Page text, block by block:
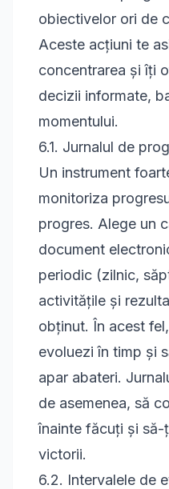
obiectivelor ori de
Aceste acțiuni te
concentrarea și îți
decizii informate,
momentului.
6.1. Jurnalul de
Un instrument
monitoriza
progres. Alege un
document
periodic (zilnic,
activitățile și
obținut. În acest
evoluezi în timp și
apar abateri.
de asemenea, să
înainte făcuți și să-
victorii.
6.2. Intervalele de